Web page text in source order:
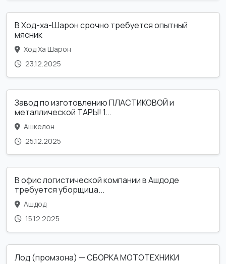
В Ход-ха-Шарон срочно требуется опытный
мясник
Ход Ха Шарон
23.12.2025
Завод по изготовлению ПЛАСТИКОВОЙ и
металлической ТАРЫ! 1...
Ашкелон
25.12.2025
В офис логистической компании в Ашдоде
требуется уборщица...
Ашдод
15.12.2025
Лод (промзона) — СБОРКА МОТОТЕХНИКИ